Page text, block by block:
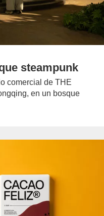
steampunk
comercial de THE
en un bosque